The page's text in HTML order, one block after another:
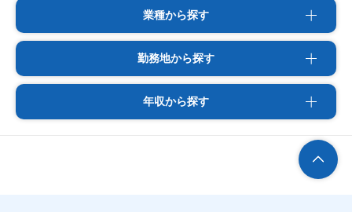
業種から探す
勤務地から探す
年収から探す